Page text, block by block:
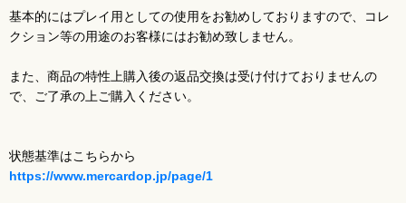
基本的にはプレイ用としての使用をお勧めしておりますので、コレ
クション等の用途のお客様にはお勧め致しません。
また、商品の特性上購入後の返品交換は受け付けておりませんの
で、ご了承の上ご購入ください。
状態基準はこちらから
https://www.mercardop.jp/page/1